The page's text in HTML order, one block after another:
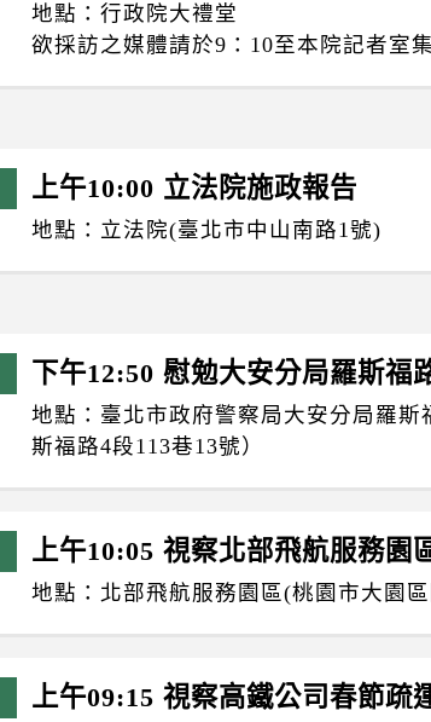
地點：行政院大禮堂
欲採訪之媒體請於9：10至本院記者室
上午10:00 立法院施政報告
地點：立法院(臺北市中山南路1號)
下午12:50 慰勉大安分局羅斯福
地點：臺北市政府警察局大安分局羅
斯福路4段113巷13號）
上午10:05 視察北部飛航服務園
地點：北部飛航服務園區(桃園市大園
上午09:15 視察高鐵公司春節疏